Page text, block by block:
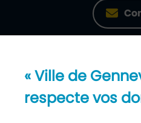
« Ville de
respecte vos